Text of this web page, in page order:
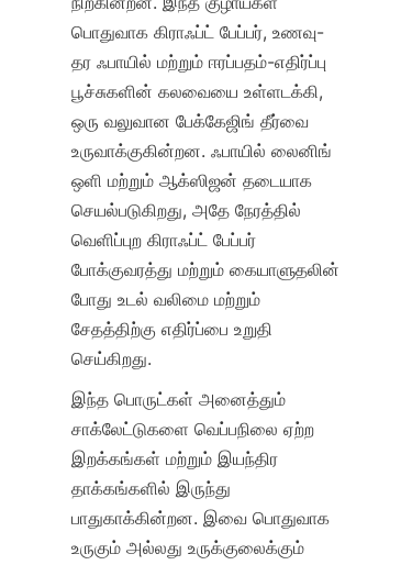
பொதுவாக கிராஃப்ட் பேப்பர், உணவு-
தர ஃபாயில் மற்றும் ஈரப்பதம்-எதிர்ப்பு
பூச்சுகளின் கலவையை உள்ளடக்கி,
ஒரு வலுவான பேக்கேஜிங் தீர்வை
உருவாக்குகின்றன. ஃபாயில் லைனிங்
ஒளி மற்றும் ஆக்ஸிஜன் தடையாக
செயல்படுகிறது, அதே நேரத்தில்
வெளிப்புற கிராஃப்ட் பேப்பர்
போக்குவரத்து மற்றும் கையாளுதலின்
போது உடல் வலிமை மற்றும்
சேதத்திற்கு எதிர்ப்பை உறுதி
செய்கிறது.
இந்த பொருட்கள் அனைத்தும்
சாக்லேட்டுகளை வெப்பநிலை ஏற்ற
இறக்கங்கள் மற்றும் இயந்திர
தாக்கங்களில் இருந்து
பாதுகாக்கின்றன. இவை பொதுவாக
உருகும் அல்லது உருக்குலைக்கும்